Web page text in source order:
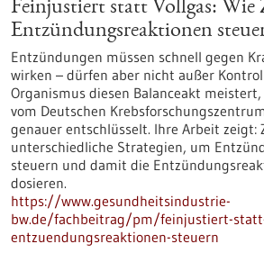
Feinjustiert statt Vollgas: Wie
Entzündungsreaktionen
Entzündungen müssen schnell gegen
wirken – dürfen aber nicht außer
Organismus diesen Balanceakt
vom Deutschen
genauer entschlüsselt. Ihre Arbeit zeigt:
unterschiedliche Strategien, um
steuern und damit die
dosieren.
https://www.gesundheitsindustrie-
bw.de/fachbeitrag/pm/feinjustiert-
entzuendungsreaktionen-steuern